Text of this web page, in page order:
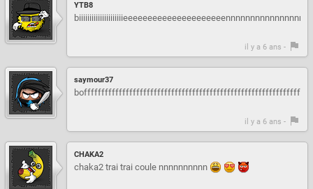
YTB8
biiiiiiiiiiiiiiiiiiiiieeeeeeeeeeeeeeeeeeeeennnnnnnnnnnnnnnnn
il y a 6 ans -
saymour37
il y a 6 ans -
CHAKA2
chaka2 trai trai coule nnnnnnnnnn